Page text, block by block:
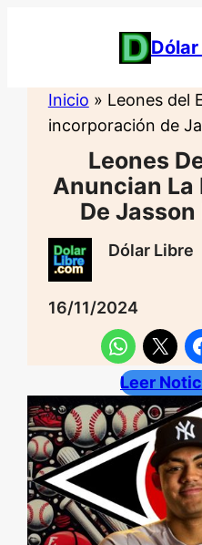
Inicio » Leones del
incorporación de
Leones
Anuncian La
De
Dólar Libre
16/11/2024
Leer